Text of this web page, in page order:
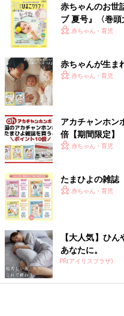
赤ちゃんのお世
ブ 夏号』〈巻
く！ おっぱい・
赤ちゃん・育児
赤ちゃんが生ま
赤ちゃん・育児
アカチャンホン
倍【期間限定】
赤ちゃん・育児
たまひよの雑誌
赤ちゃん・育児
【大人気】ひ
あなたに。
PR(アイリスプラザ)